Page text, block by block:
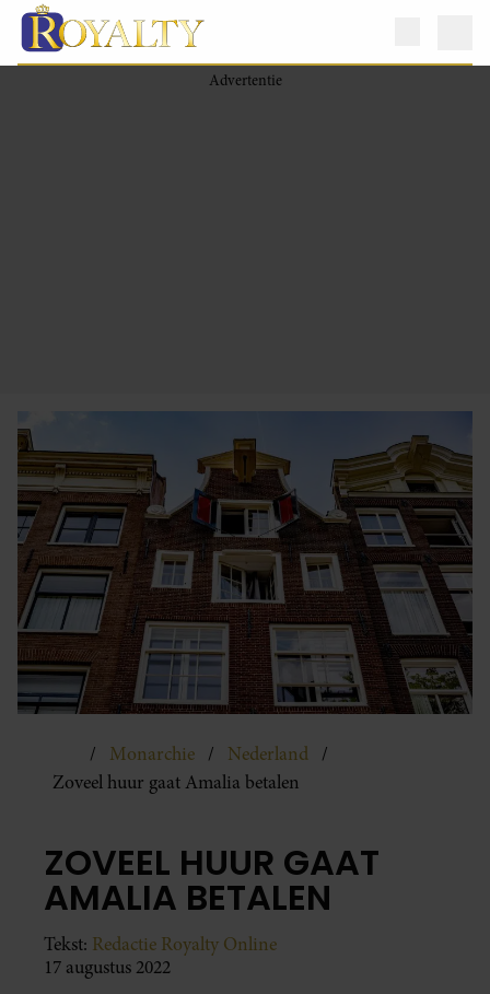
Monarchie
Nederland
Zoveel huur gaat Amalia betalen
ZOVEEL HUUR GAAT
AMALIA BETALEN
Tekst: Redactie Royalty Online
17 augustus 2022